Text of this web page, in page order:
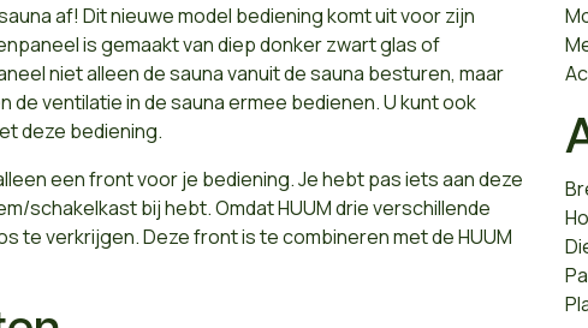
af! Dit nieuwe model bediening komt uit voor zijn
is gemaakt van diep donker zwart glas of
niet alleen de sauna vanuit de sauna besturen, maar
de ventilatie in de sauna ermee bedienen. U kunt ook
deze bediening.
een front voor je bediening. Je hebt pas iets aan deze
schakelkast bij hebt. Omdat HUUM drie verschillende
te verkrijgen. Deze front is te combineren met de HUUM